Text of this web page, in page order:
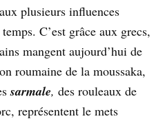
plusieurs influences
C’est grâce aux grecs,
mangent aujourd’hui de
roumaine de la moussaka,
sarmale, des rouleaux de
représentent le mets